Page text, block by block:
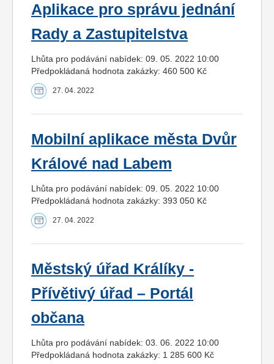
Aplikace pro správu jednání
Rady a Zastupitelstva
Lhůta pro podávání nabídek: 09. 05. 2022 10:00
Předpokládaná hodnota zakázky: 460 500 Kč
27. 04. 2022
Mobilní aplikace města Dvůr
Králové nad Labem
Lhůta pro podávání nabídek: 09. 05. 2022 10:00
Předpokládaná hodnota zakázky: 393 050 Kč
27. 04. 2022
Městský úřad Králíky -
Přívětivý úřad – Portál
občana
Lhůta pro podávání nabídek: 03. 06. 2022 10:00
Předpokládaná hodnota zakázky: 1 285 600 Kč